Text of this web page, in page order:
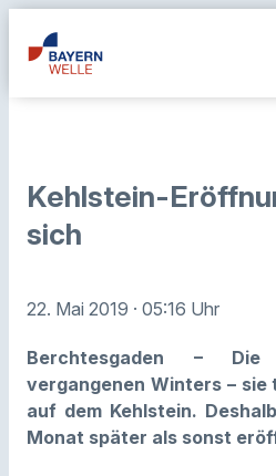
Kehlstein-
sich
22. Mai 2019 · 05:16 Uhr
Berchtesgaden – Die
vergangenen Winters – sie
auf dem Kehlstein.
Monat später als sonst